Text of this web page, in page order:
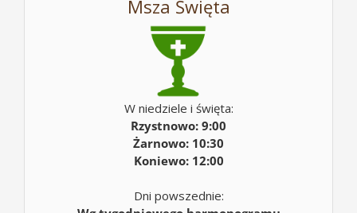
Msza Święta
W niedziele i święta:
Rzystnowo: 9:00
Żarnowo: 10:30
Koniewo: 12:00
Dni powszednie: